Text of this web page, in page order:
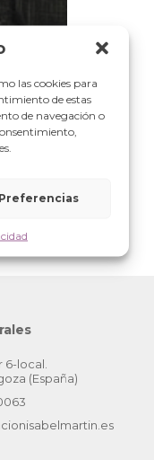
las cookies para
de estas
de navegación o
Preferencias
6-local.
(España)